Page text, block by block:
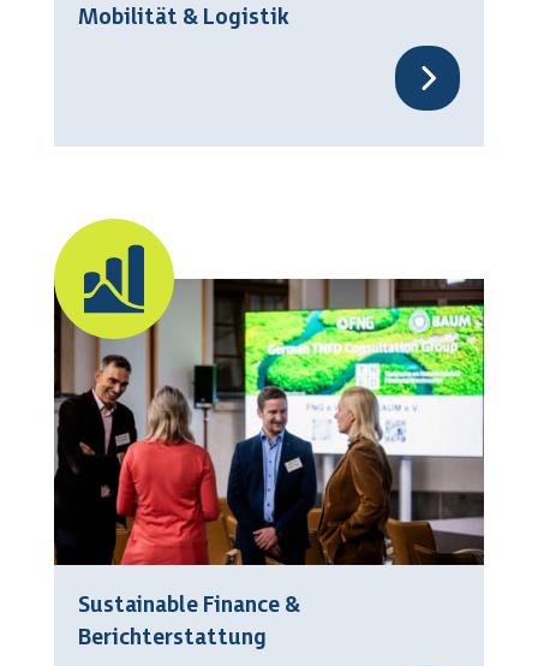
Mobilität & Logistik
Sustainable Finance &
Berichterstattung